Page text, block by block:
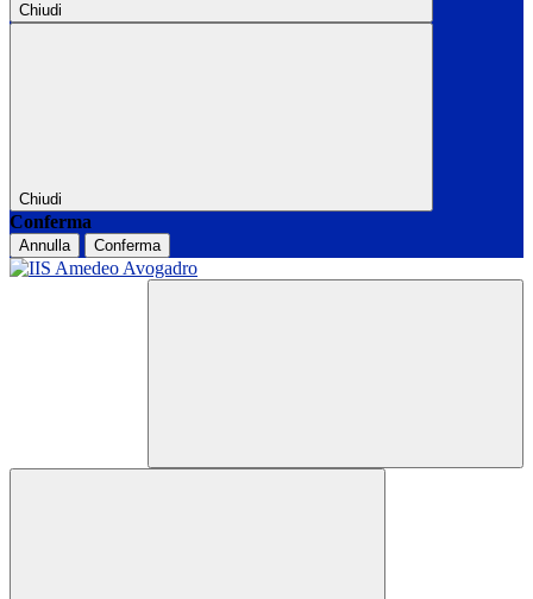
Chiudi
Chiudi
Conferma
Annulla Conferma